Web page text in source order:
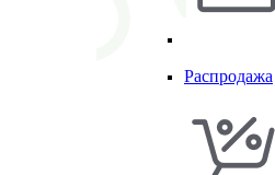
Распродажа